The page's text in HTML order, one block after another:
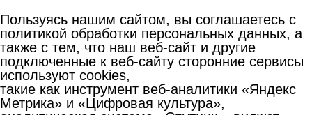
Пользуясь нашим сайтом, вы соглашаетесь с
политикой обработки персональных данных, а
также с тем, что наш веб-сайт и другие
подключенные к веб-сайту сторонние сервисы
используют cookies,
такие как инструмент веб-аналитики «Яндекс
Метрика» и «Цифровая культура»,